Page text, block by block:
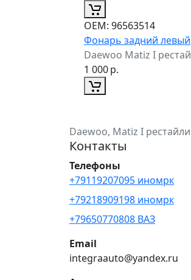
ОЕМ: 96563514
Фонарь задний левый
Daewoo Matiz I
1 000р.
Daewoo, Matiz I
Контакты
Телефоны
+79119207095 иномрк
+79218909198 иномрк
+79650770808 ВАЗ
Email
integraauto@yandex.ru